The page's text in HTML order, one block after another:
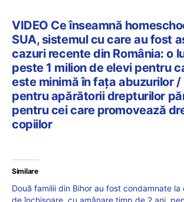
VIDEO Ce înseamnă
SUA, sistemul cu care au fost
cazuri recente din România: o
peste 1 milion de elevi pentru
este minimă în fața abuzurilor /
pentru apărătorii drepturilor
pentru cei care promovează
copiilor
Similare
Două familii din Bihor au fost condamnate la
de închisoare, cu amânare timp de 2 ani,